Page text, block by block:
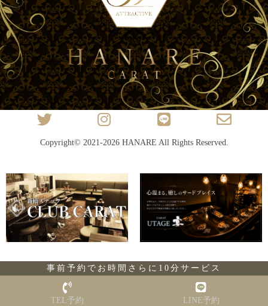
Copyright© 2021-2026 HANARE All Rights Reserved.
事前予約でお時間さらに10分サービス
TEL予約 LINE予約